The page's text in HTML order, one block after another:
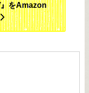
』をAmazon